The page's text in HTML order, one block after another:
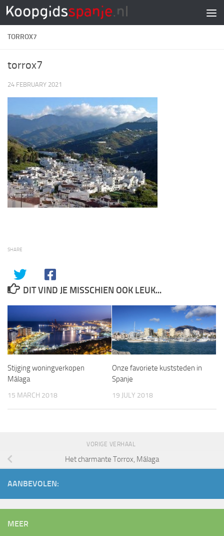
Doorgaan naar inhoud
TORROX7
torrox7
24 FEBRUARY 2021
SHARE
DIT VIND JE MISSCHIEN OOK LEUK...
Stijging woningverkopen
Málaga
15 MARCH 2018
Onze favoriete kuststeden in
Spanje
19 JULY 2018
VORIGE VERHAAL
Het charmante Torrox, Málaga
AANBEVOLEN:
MEER